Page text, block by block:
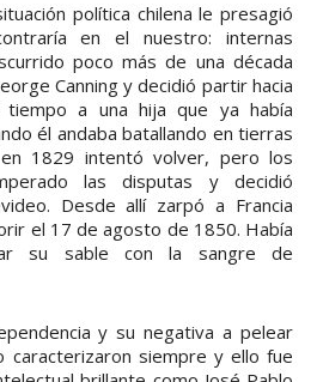
política chilena le presagió
en el nuestro: internas
poco más de una década
Canning y decidió partir hacia
tiempo a una hija que ya había
él andaba batallando en tierras
en 1829 intentó volver, pero los
las disputas y decidió
Desde allí zarpó a Francia
el 17 de agosto de 1850. Había
su sable con la sangre de
y su negativa a pelear
caracterizaron siempre y ello fue